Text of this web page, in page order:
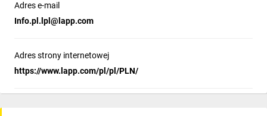
Adres e-mail
Info.pl.lpl@lapp.com
Adres strony internetowej
https://www.lapp.com/pl/pl/PLN/